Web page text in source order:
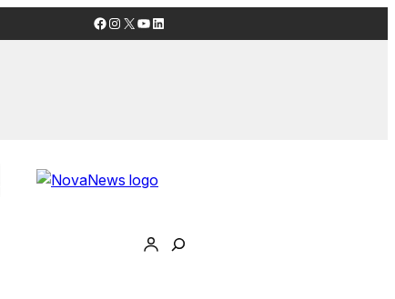
Facebook
Instagram
X YouTube
LinkedIn